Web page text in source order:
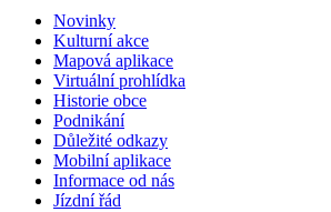
Novinky
Kulturní akce
Mapová aplikace
Virtuální prohlídka
Historie obce
Podnikání
Důležité odkazy
Mobilní aplikace
Informace od nás
Jízdní řád